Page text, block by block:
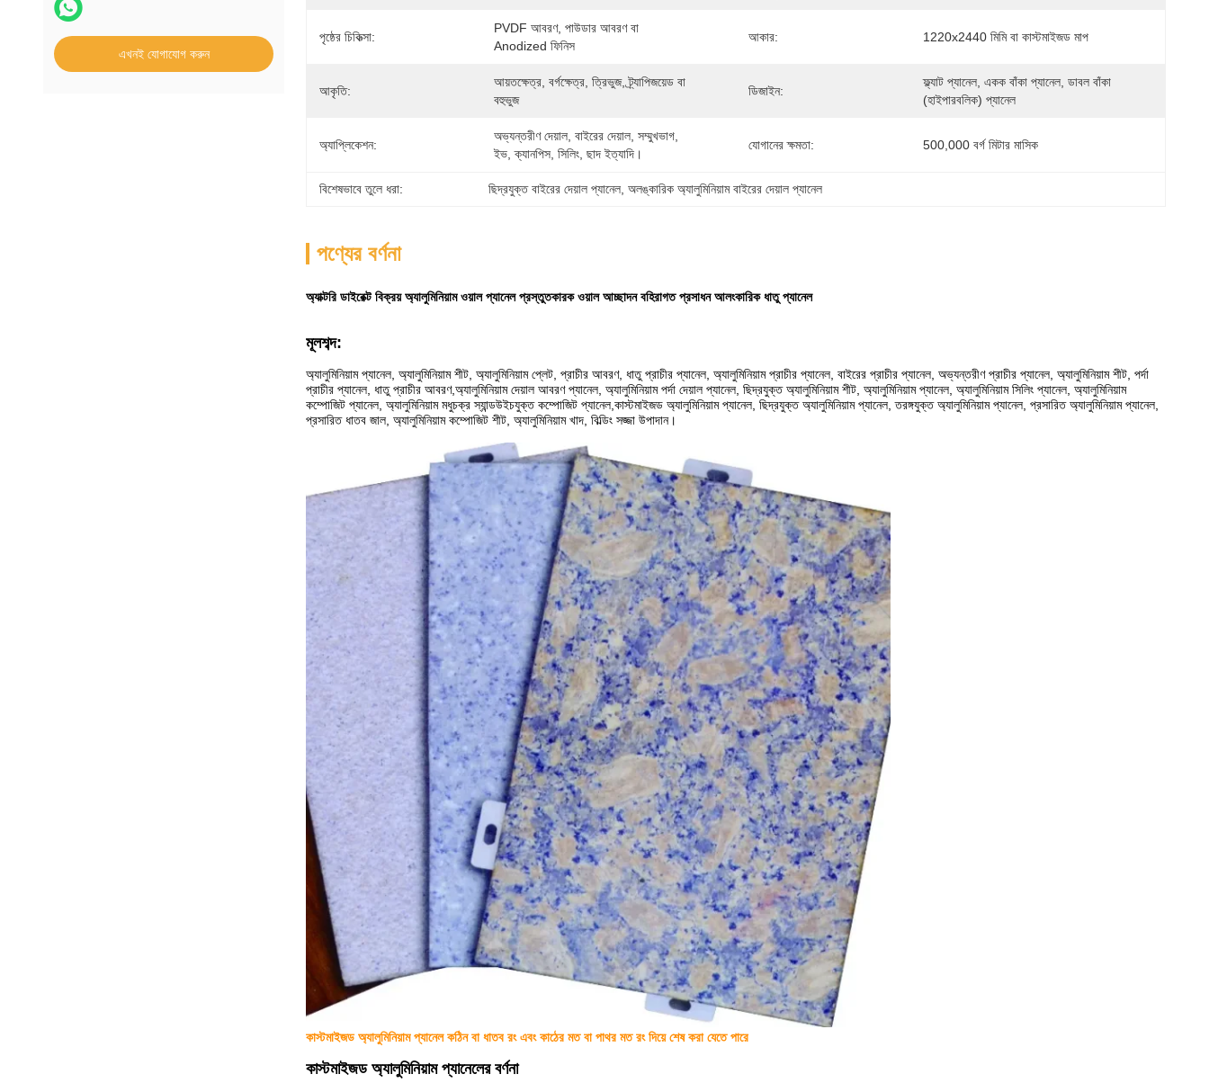
এখনই যোগাযোগ করুন
পৃষ্ঠের চিকিত্সা:
PVDF আবরণ, পাউডার আবরণ বা
Anodized ফিনিস
আকার: 1220x2440 মিমি বা কাস্টমাইজড মাপ
আকৃতি:
আয়তক্ষেত্র, বর্গক্ষেত্র, ত্রিভুজ, ট্র্যাপিজয়েড বা
বহুভুজ
ডিজাইন:
ফ্ল্যাট প্যানেল, একক বাঁকা প্যানেল, ডাবল বাঁকা
(হাইপারবলিক) প্যানেল
অ্যাপ্লিকেশন:
অভ্যন্তরীণ দেয়াল, বাইরের দেয়াল, সম্মুখভাগ,
ইভ, ক্যানপিস, সিলিং, ছাদ ইত্যাদি।
যোগানের ক্ষমতা: 500,000 বর্গ মিটার মাসিক
বিশেষভাবে তুলে ধরা: ছিদ্রযুক্ত বাইরের দেয়াল প্যানেল , অলঙ্কারিক অ্যালুমিনিয়াম বাইরের দেয়াল প্যানেল
পণ্যের বর্ণনা
অ্যাক্টরি ডাইরেক্ট বিক্রয় অ্যালুমিনিয়াম ওয়াল প্যানেল প্রস্তুতকারক ওয়াল আচ্ছাদন বহিরাগত প্রসাধন আলংকারিক ধাতু প্যানেল
মূলশব্দ:
অ্যালুমিনিয়াম প্যানেল, অ্যালুমিনিয়াম শীট, অ্যালুমিনিয়াম প্লেট, প্রাচীর আবরণ, ধাতু প্রাচীর প্যানেল, অ্যালুমিনিয়াম প্রাচীর প্যানেল, বাইরের প্রাচীর প্যানেল, অভ্যন্তরীণ প্রাচীর প্যানেল, অ্যালুমিনিয়াম শীট, পর্দা
প্রাচীর প্যানেল, ধাতু প্রাচীর আবরণ,অ্যালুমিনিয়াম দেয়াল আবরণ প্যানেল, অ্যালুমিনিয়াম পর্দা দেয়াল প্যানেল, ছিদ্রযুক্ত অ্যালুমিনিয়াম শীট, অ্যালুমিনিয়াম প্যানেল, অ্যালুমিনিয়াম সিলিং প্যানেল, অ্যালুমিনিয়াম
কম্পোজিট প্যানেল, অ্যালুমিনিয়াম মধুচক্র স্যান্ডউইচযুক্ত কম্পোজিট প্যানেল,কাস্টমাইজড অ্যালুমিনিয়াম প্যানেল, ছিদ্রযুক্ত অ্যালুমিনিয়াম প্যানেল, তরঙ্গযুক্ত অ্যালুমিনিয়াম প্যানেল, প্রসারিত অ্যালুমিনিয়াম প্যানেল,
প্রসারিত ধাতব জাল, অ্যালুমিনিয়াম কম্পোজিট শীট, অ্যালুমিনিয়াম খাদ, বিল্ডিং সজ্জা উপাদান।
কাস্টমাইজড অ্যালুমিনিয়াম প্যানেল কঠিন বা ধাতব রং এবং কাঠের মত বা পাথর মত রং দিয়ে শেষ করা যেতে পারে
কাস্টমাইজড অ্যালুমিনিয়াম প্যানেলের বর্ণনা